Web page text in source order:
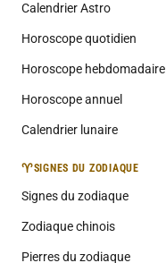
Calendrier Astro
Horoscope quotidien
Horoscope hebdomadaire
Horoscope annuel
Calendrier lunaire
♈SIGNES DU ZODIAQUE
Signes du zodiaque
Zodiaque chinois
Pierres du zodiaque